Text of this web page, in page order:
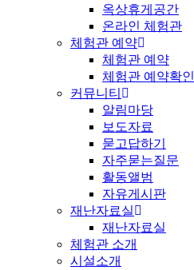
옥상휴게공간
온라인 체험관
체험관 예약
체험관 예약
체험관 예약확인
커뮤니티
알림마당
보도자료
묻고답하기
자주묻는질문
활동앨범
자유게시판
재난자료실
재난자료실
체험관 소개
시설소개